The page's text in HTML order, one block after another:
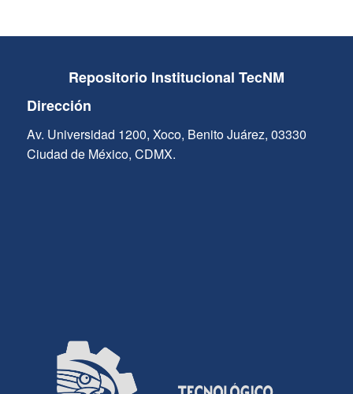
Repositorio Institucional TecNM
Dirección
Av. Universidad 1200, Xoco, Benito Juárez, 03330
Ciudad de México, CDMX.